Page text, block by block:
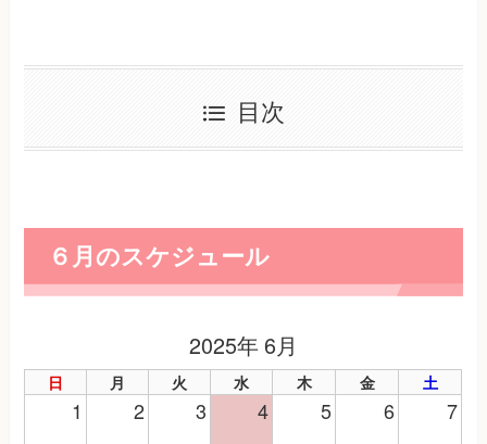
目次
６月のスケジュール
2025年 6月
日 月 火 水 木 金 土
1 2 3 4 5 6 7